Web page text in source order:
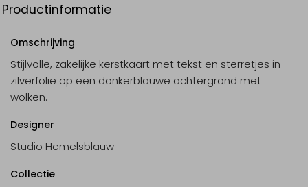
Productinformatie
Omschrijving
Stijlvolle, zakelijke kerstkaart met tekst en sterretjes in
zilverfolie op een donkerblauwe achtergrond met
wolken.
Designer
Studio Hemelsblauw
Collectie